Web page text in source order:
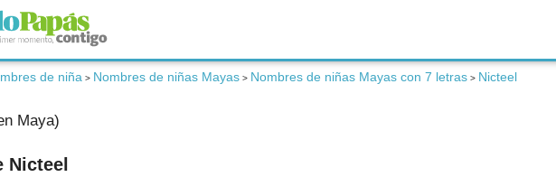
de niña > Nombres de niñas Mayas > Nombres de niñas Mayas con 7 letras > Nicteel
Maya)
Nicteel